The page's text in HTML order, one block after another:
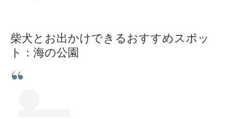
柴犬とお出かけできるおすすめスポッ
ト：海の公園